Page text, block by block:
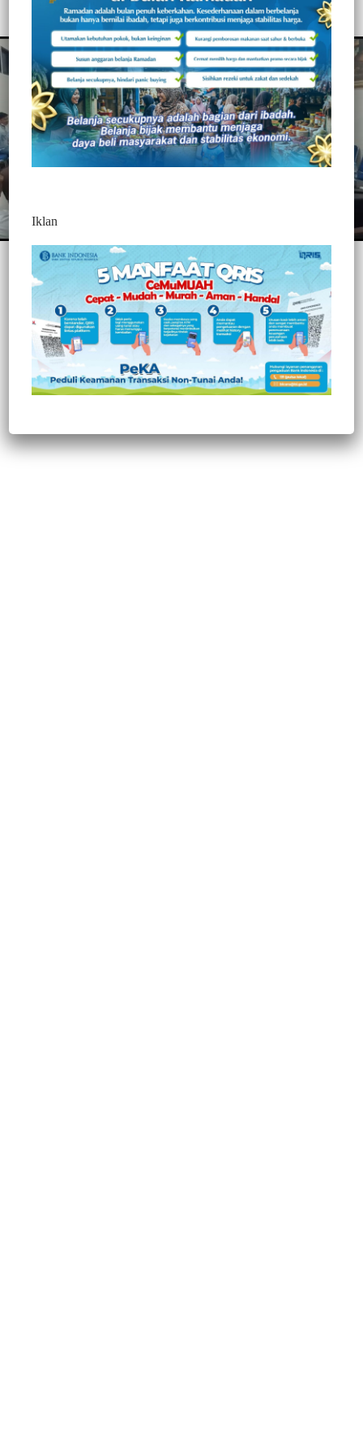
Sabtu, 12 Juni 2021
Post Views: 378
Iklan